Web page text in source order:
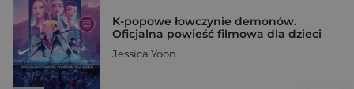
K-popowe łowczynie demonów.
Oficjalna powieść filmowa dla dzieci
Jessica Yoon